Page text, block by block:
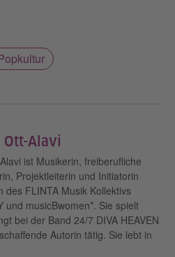
Ott-Alavi
ist Musikerin, freiberufliche
Projektleiterin und Initiatorin
des FLINTA Musik Kollektivs
und musicBwomen*. Sie spielt
bei der Band 24/7 DIVA HEAVEN
Autorin tätig. Sie lebt in